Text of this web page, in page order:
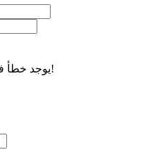
يوجد خطأ في اسم المستخدم أو كلمة المرور!